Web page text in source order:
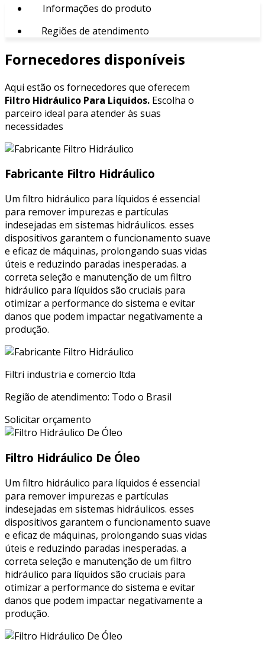
Informações do produto
Regiões de atendimento
Fornecedores disponíveis
Aqui estão os fornecedores que oferecem
Filtro Hidráulico Para Liquidos. Escolha o
parceiro ideal para atender às suas
necessidades
Fabricante Filtro Hidráulico
Um filtro hidráulico para líquidos é essencial
para remover impurezas e partículas
indesejadas em sistemas hidráulicos. esses
dispositivos garantem o funcionamento suave
e eficaz de máquinas, prolongando suas vidas
úteis e reduzindo paradas inesperadas. a
correta seleção e manutenção de um filtro
hidráulico para líquidos são cruciais para
otimizar a performance do sistema e evitar
danos que podem impactar negativamente a
produção.
Filtri industria e comercio ltda
Região de atendimento: Todo o Brasil
Solicitar orçamento
Filtro Hidráulico De Óleo
Um filtro hidráulico para líquidos é essencial
para remover impurezas e partículas
indesejadas em sistemas hidráulicos. esses
dispositivos garantem o funcionamento suave
e eficaz de máquinas, prolongando suas vidas
úteis e reduzindo paradas inesperadas. a
correta seleção e manutenção de um filtro
hidráulico para líquidos são cruciais para
otimizar a performance do sistema e evitar
danos que podem impactar negativamente a
produção.